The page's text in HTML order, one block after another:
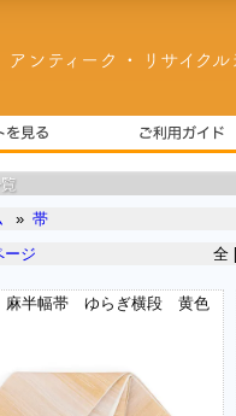
» 帯
ージ
全
半幅帯 ゆらぎ横段 黄色